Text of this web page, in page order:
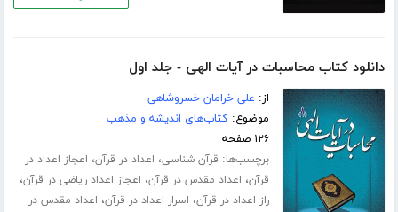
دانلود کتاب محاسبات در آیات الهی - جلد اول
از: علی خرامان خسروشاهی
موضوع:کتاب‌های اندیشه و مذهب
۱۲۶ صفحه
برچسب‌ها: قرآن شناسی، اعداد در قرآن، اعجاز اعداد در
قرآن، اعداد مقدس در قرآن، اعجاز اعداد ریاضی در قرآن،
راز اعداد در قرآن، اسرار اعداد در قرآن، اعداد مقدس در